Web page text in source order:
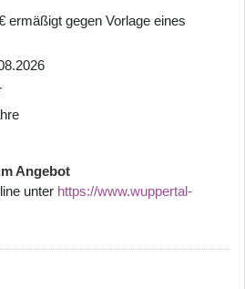
ermäßigt gegen Vorlage eines
Angebot
unter https://www.wuppertal-